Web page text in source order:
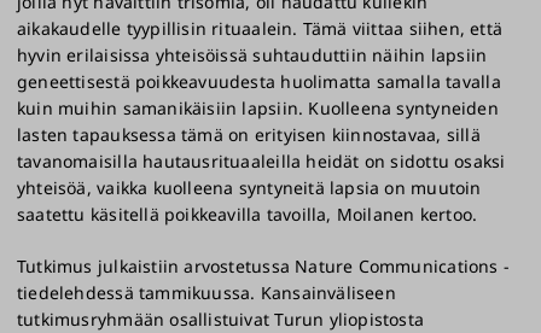
aikakaudelle tyypillisin rituaalein. Tämä viittaa siihen, että
hyvin erilaisissa yhteisöissä suhtauduttiin näihin lapsiin
geneettisestä poikkeavuudesta huolimatta samalla tavalla
kuin muihin samanikäisiin lapsiin. Kuolleena syntyneiden
lasten tapauksessa tämä on erityisen kiinnostavaa, sillä
tavanomaisilla hautausrituaaleilla heidät on sidottu osaksi
yhteisöä, vaikka kuolleena syntyneitä lapsia on muutoin
saatettu käsitellä poikkeavilla tavoilla, Moilanen kertoo.
Tutkimus julkaistiin arvostetussa Nature Communications -
tiedelehdessä tammikuussa. Kansainväliseen
tutkimusryhmään osallistuivat Turun yliopistosta